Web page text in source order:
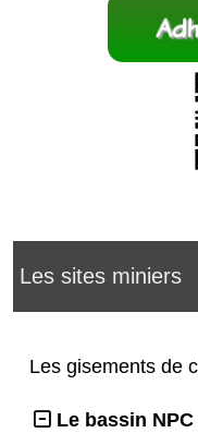
Les sites miniers
Les gisements de
Le bassin NPC